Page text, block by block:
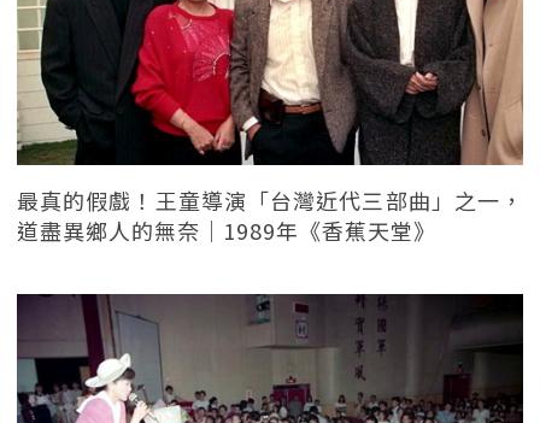
最真的假戲！王童導演「台灣近代三部曲」之一，
道盡異鄉人的無奈｜1989年《香蕉天堂》